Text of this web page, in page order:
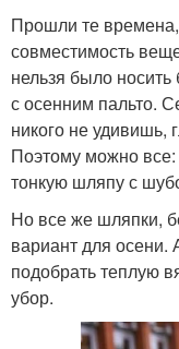
Прошли те
совместимость
нельзя было
с осенним пальто.
никого не
Поэтому можно
тонкую шляпу с
Но все же шляпки,
вариант для осени.
подобрать теплую
убор.